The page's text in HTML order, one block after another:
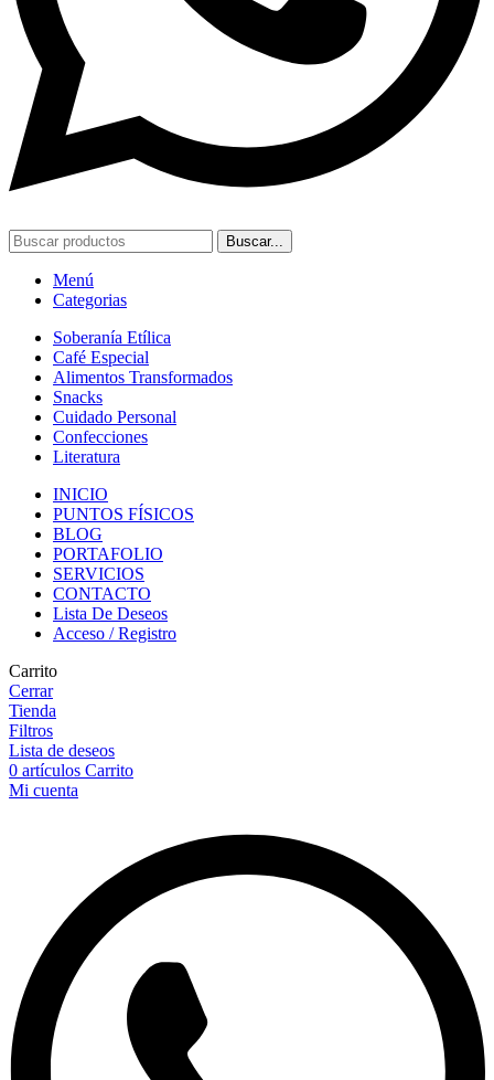
Buscar...
Menú
Categorias
Soberanía Etílica
Café Especial
Alimentos Transformados
Snacks
Cuidado Personal
Confecciones
Literatura
INICIO
PUNTOS FÍSICOS
BLOG
PORTAFOLIO
SERVICIOS
CONTACTO
Lista De Deseos
Acceso / Registro
Carrito
Cerrar
Tienda
Filtros
Lista de deseos
0 artículos Carrito
Mi cuenta